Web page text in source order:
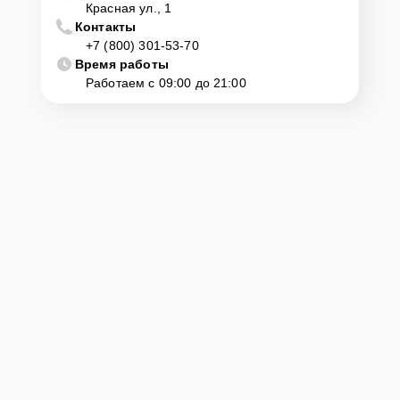
Красная ул., 1
Контакты
+7 (800) 301-53-70
Время работы
Работаем с 09:00 до 21:00